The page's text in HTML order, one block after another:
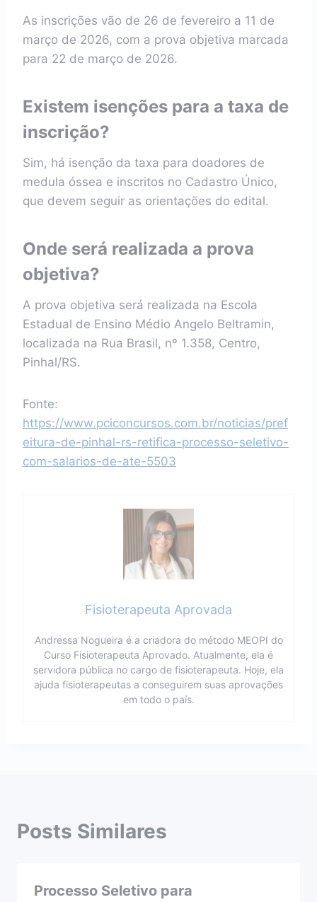
As inscrições vão de 26 de fevereiro a 11 de
março de 2026, com a prova objetiva marcada
para 22 de março de 2026.
Existem isenções para a taxa de
inscrição?
Sim, há isenção da taxa para doadores de
medula óssea e inscritos no Cadastro Único,
que devem seguir as orientações do edital.
Onde será realizada a prova
objetiva?
A prova objetiva será realizada na Escola
Estadual de Ensino Médio Angelo Beltramin,
localizada na Rua Brasil, nº 1.358, Centro,
Pinhal/RS.
Fonte:
https://www.pciconcursos.com.br/noticias/pref
eitura-de-pinhal-rs-retifica-processo-seletivo-
com-salarios-de-ate-5503
Fisioterapeuta Aprovada
Andressa Nogueira é a criadora do método MEOPI do
Curso Fisioterapeuta Aprovado. Atualmente, ela é
servidora pública no cargo de fisioterapeuta. Hoje, ela
ajuda fisioterapeutas a conseguirem suas aprovações
em todo o país.
Posts Similares
Processo Seletivo para